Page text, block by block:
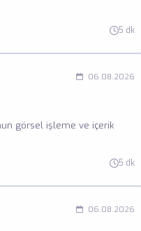
5 dk
06.08.2026
görsel işleme ve içerik
5 dk
06.08.2026